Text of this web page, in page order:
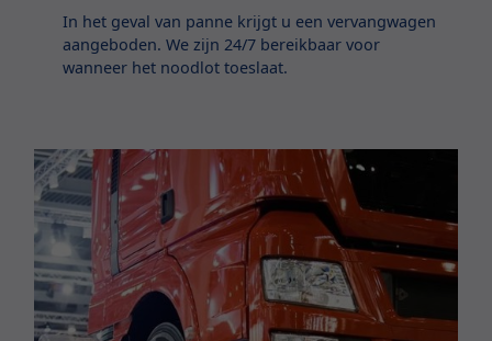
In het geval van panne krijgt u een vervangwagen
aangeboden. We zijn 24/7 bereikbaar voor
wanneer het noodlot toeslaat.